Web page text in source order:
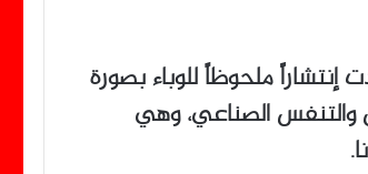
ملحوظاً للوباء بصورة
والتنفس الصناعي، وهي